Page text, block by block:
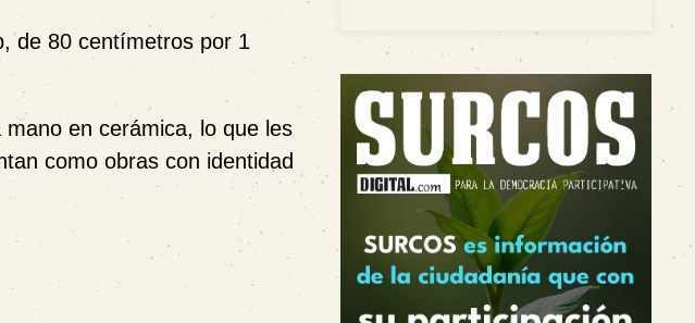
de 80 centímetros por 1
mano en cerámica, lo que les
como obras con identidad